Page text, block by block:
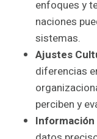
enfoques y
naciones
sistemas.
Ajustes
diferencias
perciben y
Información